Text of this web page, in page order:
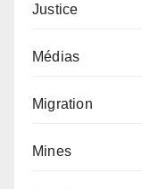
Justice
Médias
Migration
Mines